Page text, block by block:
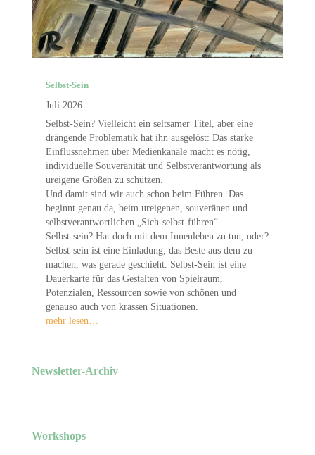
Selbst-Sein
Juli 2026
Selbst-Sein? Vielleicht ein seltsamer Titel, aber eine
drängende Problematik hat ihn ausgelöst: Das starke
Einflussnehmen über Medienkanäle macht es nötig,
individuelle Souveränität und Selbstverantwortung als
ureigene Größen zu schützen.
Und damit sind wir auch schon beim Führen. Das
beginnt genau da, beim ureigenen, souveränen und
selbstverantwortlichen „Sich-selbst-führen“.
Selbst-sein? Hat doch mit dem Innenleben zu tun, oder?
Selbst-sein ist eine Einladung, das Beste aus dem zu
machen, was gerade geschieht. Selbst-Sein ist eine
Dauerkarte für das Gestalten von Spielraum,
Potenzialen, Ressourcen sowie von schönen und
genauso auch von krassen Situationen.
mehr lesen…
Newsletter-Archiv
Workshops